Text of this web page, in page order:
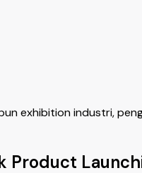
exhibition industri,
Product